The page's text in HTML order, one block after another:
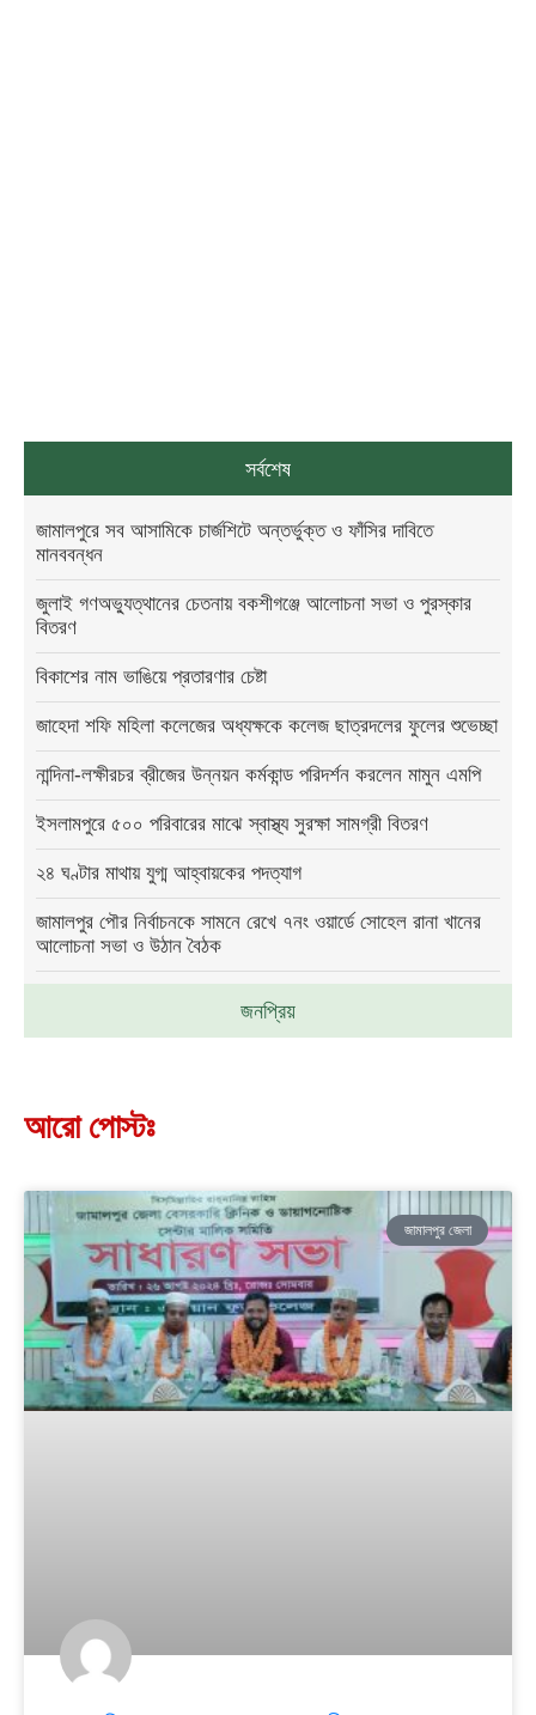
সর্বশেষ
জনপ্রিয়
জামালপুরে সব আসামিকে চার্জশিটে অন্তর্ভুক্ত ও ফাঁসির দাবিতে
মানববন্ধন
জুলাই গণঅভ্যুত্থানের চেতনায় বকশীগঞ্জে আলোচনা সভা ও পুরস্কার
বিতরণ
বিকাশের নাম ভাঙিয়ে প্রতারণার চেষ্টা
জাহেদা শফি মহিলা কলেজের অধ্যক্ষকে কলেজ ছাত্রদলের ফুলের শুভেচ্ছা
নান্দিনা-লক্ষীরচর ব্রীজের উন্নয়ন কর্মকান্ড পরিদর্শন করলেন মামুন এমপি
ইসলামপুরে ৫০০ পরিবারের মাঝে স্বাস্থ্য সুরক্ষা সামগ্রী বিতরণ
২৪ ঘণ্টার মাথায় যুগ্ম আহ্বায়কের পদত্যাগ
জামালপুর পৌর নির্বাচনকে সামনে রেখে ৭নং ওয়ার্ডে সোহেল রানা খানের
আলোচনা সভা ও উঠান বৈঠক
আরো পোস্টঃ
জামালপুর জেলা